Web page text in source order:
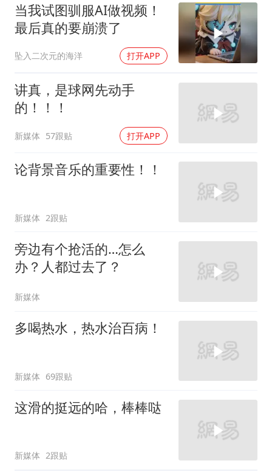
当我试图驯服AI做视频！
最后真的要崩溃了
坠入二次元的海洋 打开APP
讲真，是球网先动手
的！！！
新媒体 57跟贴 打开APP
论背景音乐的重要性！！
新媒体 2跟贴
旁边有个抢活的…怎么
办？人都过去了？
新媒体
多喝热水，热水治百病！
新媒体 69跟贴
这滑的挺远的哈，棒棒哒
新媒体 2跟贴